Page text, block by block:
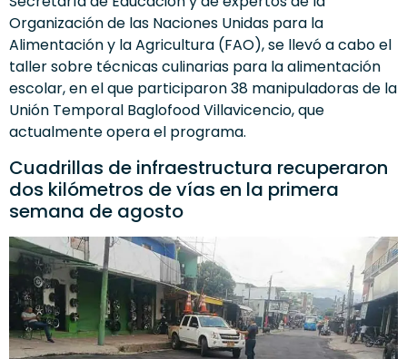
Organización de las Naciones Unidas para la
Alimentación y la Agricultura (FAO), se llevó a cabo el
taller sobre técnicas culinarias para la alimentación
escolar, en el que participaron 38 manipuladoras de la
Unión Temporal Baglofood Villavicencio, que
actualmente opera el programa.
Cuadrillas de infraestructura recuperaron
dos kilómetros de vías en la primera
semana de agosto